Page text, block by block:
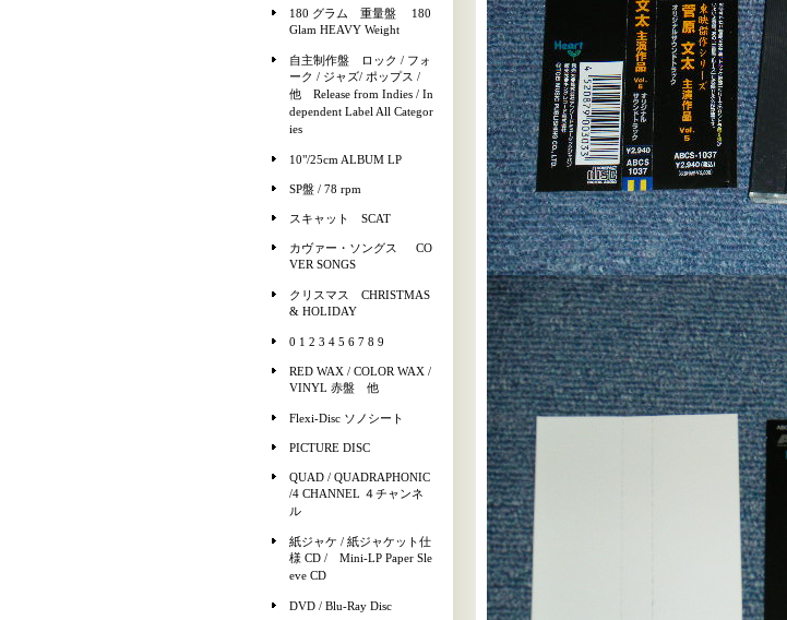
180 グラム 重量盤 180
Glam HEAVY Weight
自主制作盤 ロック / フォ
ーク / ジャズ/ ポップス /
他 Release from Indies / In
dependent Label All Categor
ies
10"/25cm ALBUM LP
SP盤 / 78 rpm
スキャット SCAT
カヴァー・ソングス CO
VER SONGS
クリスマス CHRISTMAS
& HOLIDAY
0 1 2 3 4 5 6 7 8 9
RED WAX / COLOR WAX /
VINYL 赤盤 他
Flexi-Disc ソノシート
PICTURE DISC
QUAD / QUADRAPHONIC
/4 CHANNEL ４チャンネ
ル
紙ジャケ / 紙ジャケット仕
様 CD / Mini-LP Paper Sle
eve CD
DVD / Blu-Ray Disc